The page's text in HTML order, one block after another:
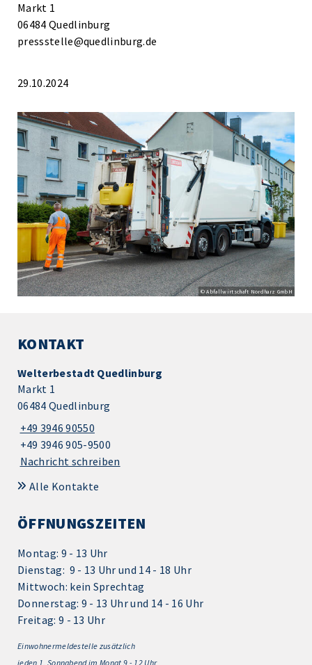
Markt 1
06484 Quedlinburg
pressstelle@quedlinburg.de
29.10.2024
© Abfallwirtschaft Nordharz GmbH
KONTAKT
Welterbestadt Quedlinburg
Markt 1
06484 Quedlinburg
+49 3946 90550
+49 3946 905-9500
Nachricht schreiben
Alle Kontakte
ÖFFNUNGSZEITEN
Montag: 9 - 13 Uhr
Dienstag: 9 - 13 Uhr und 14 - 18 Uhr
Mittwoch: kein Sprechtag
Donnerstag: 9 - 13 Uhr und 14 - 16 Uhr
Freitag: 9 - 13 Uhr
Einwohnermeldestelle zusätzlich
jeden 1. Sonnabend im Monat 9 - 12 Uhr